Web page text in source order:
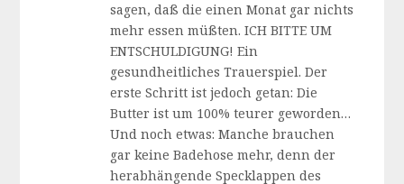
sagen, daß die einen Monat gar nichts
mehr essen müßten. ICH BITTE UM
ENTSCHULDIGUNG! Ein
gesundheitliches Trauerspiel. Der
erste Schritt ist jedoch getan: Die
Butter ist um 100% teurer geworden…
Und noch etwas: Manche brauchen
gar keine Badehose mehr, denn der
herabhängende Specklappen des